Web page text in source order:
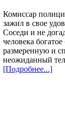
Комиссар
зажил в свое
Соседи и не
человека
размеренную и
неожиданный
[Подробнее...]